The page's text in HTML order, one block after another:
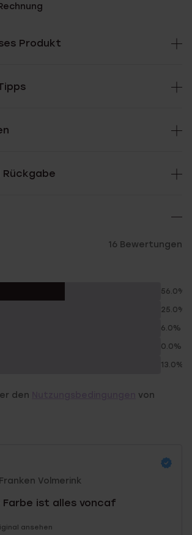
Produkt
16 Bewertungen
56.0%
25.0%
6.0%
0.0%
13.0%
den
von
Volmerink
Farbe ist alles voncaf
ansehen